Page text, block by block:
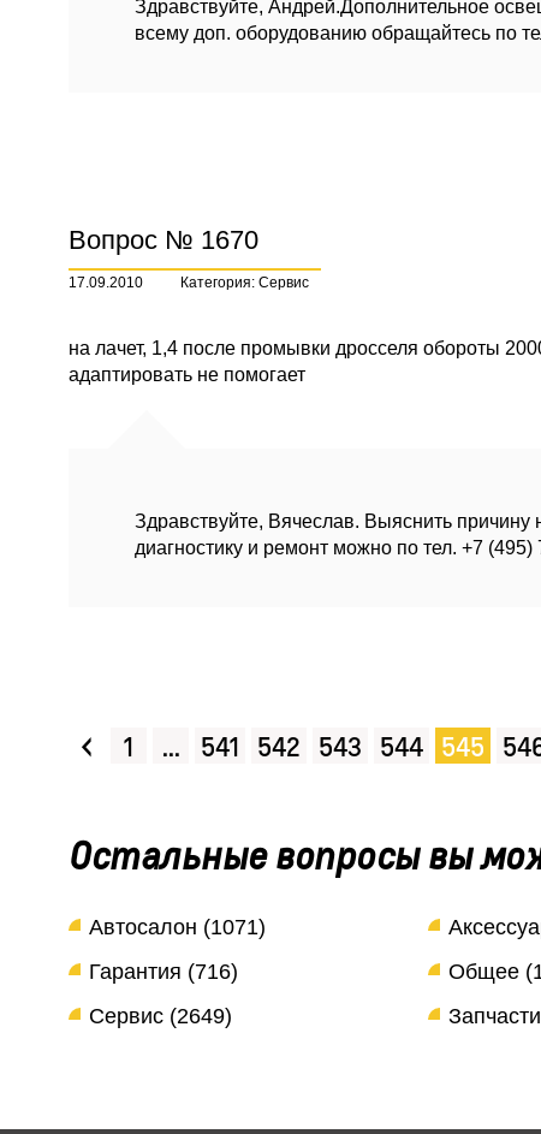
Здравствуйте, Андрей.Дополнительное
всему доп. оборудованию обращайтесь по
Вопрос № 1670
17.09.2010 Категория: Сервис
на лачет, 1,4 после промывки дросселя обороты
адаптировать не помогает
Здравствуйте, Вячеслав. Выяснить причину
диагностику и ремонт можно по тел. +7
‹ 1 ... 541 542 543 544 545
Остальные вопросы вы
Автосалон (1071)
Гарантия (716)
Общее
Сервис (2649)